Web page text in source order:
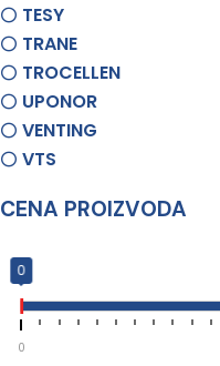
TESY
TRANE
TROCELLEN
UPONOR
VENTING
VTS
CENA PROIZVODA
0
0